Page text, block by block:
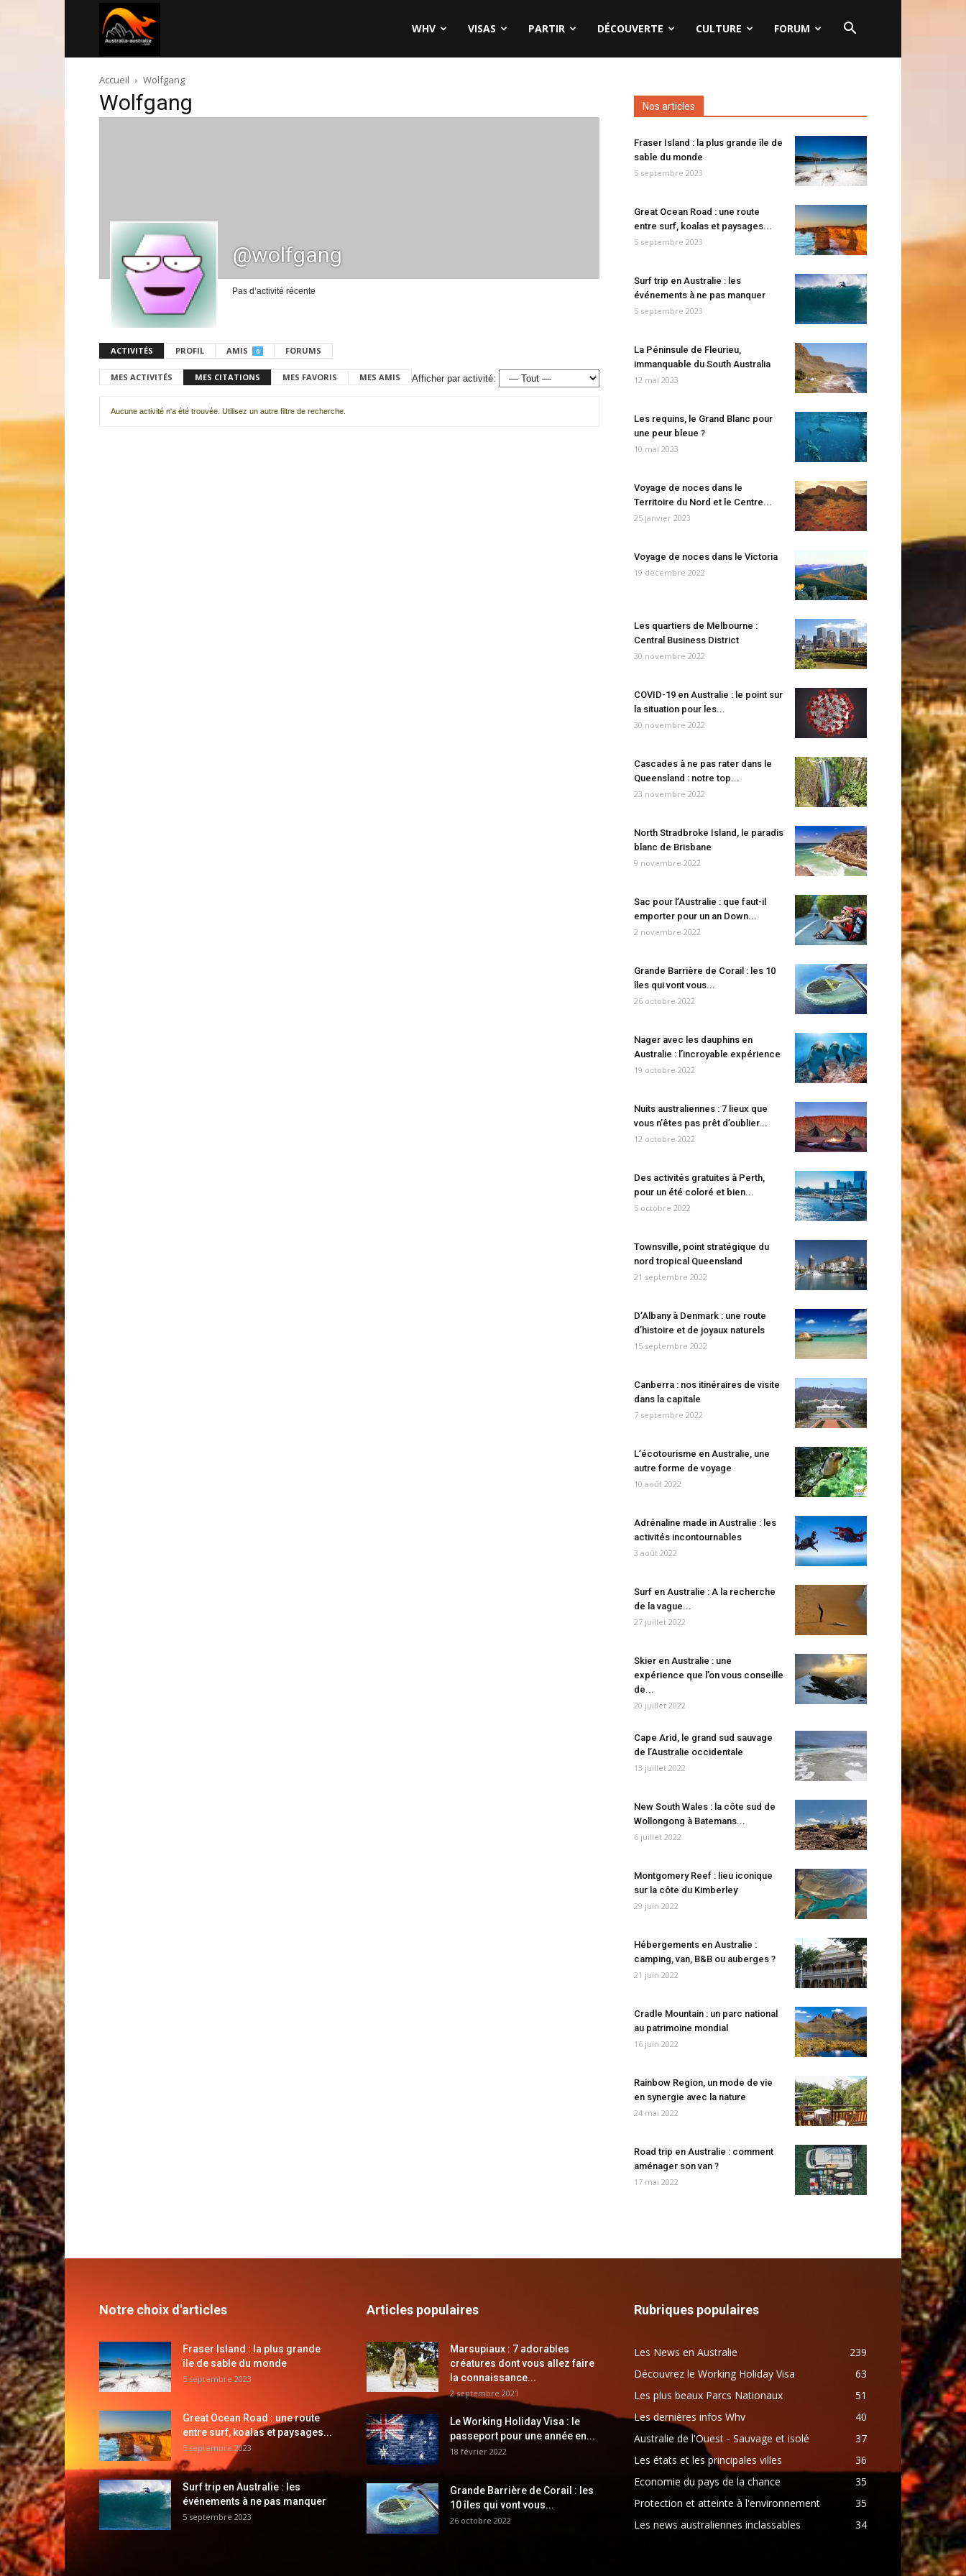
australie.com
WHV VISAS PARTIR DÉCOUVERTE CULTURE FORUM
Accueil Wolfgang
Wolfgang
@wolfgang
Pas d’activité récente
ACTIVITÉS PROFIL AMIS 0 FORUMS
MES ACTIVITÉS MES CITATIONS MES FAVORIS MES AMIS Afficher par activité:
Aucune activité n'a été trouvée. Utilisez un autre filtre de recherche.
Nos articles
Fraser Island : la plus grande île de
sable du monde
5 septembre 2023
Great Ocean Road : une route
entre surf, koalas et paysages...
5 septembre 2023
Surf trip en Australie : les
événements à ne pas manquer
5 septembre 2023
La Péninsule de Fleurieu,
immanquable du South Australia
12 mai 2023
Les requins, le Grand Blanc pour
une peur bleue ?
10 mai 2023
Voyage de noces dans le
Territoire du Nord et le Centre...
25 janvier 2023
Voyage de noces dans le Victoria
19 décembre 2022
Les quartiers de Melbourne :
Central Business District
30 novembre 2022
COVID-19 en Australie : le point sur
la situation pour les...
30 novembre 2022
Cascades à ne pas rater dans le
Queensland : notre top...
23 novembre 2022
North Stradbroke Island, le paradis
blanc de Brisbane
9 novembre 2022
Sac pour l’Australie : que faut-il
emporter pour un an Down...
2 novembre 2022
Grande Barrière de Corail : les 10
îles qui vont vous...
26 octobre 2022
Nager avec les dauphins en
Australie : l’incroyable expérience
19 octobre 2022
Nuits australiennes : 7 lieux que
vous n’êtes pas prêt d’oublier...
12 octobre 2022
Des activités gratuites à Perth,
pour un été coloré et bien...
5 octobre 2022
Townsville, point stratégique du
nord tropical Queensland
21 septembre 2022
D’Albany à Denmark : une route
d’histoire et de joyaux naturels
15 septembre 2022
Canberra : nos itinéraires de visite
dans la capitale
7 septembre 2022
L’écotourisme en Australie, une
autre forme de voyage
10 août 2022
Adrénaline made in Australie : les
activités incontournables
3 août 2022
Surf en Australie : A la recherche
de la vague...
27 juillet 2022
Skier en Australie : une
expérience que l’on vous conseille
de...
20 juillet 2022
Cape Arid, le grand sud sauvage
de l’Australie occidentale
13 juillet 2022
New South Wales : la côte sud de
Wollongong à Batemans...
6 juillet 2022
Montgomery Reef : lieu iconique
sur la côte du Kimberley
29 juin 2022
Hébergements en Australie :
camping, van, B&B ou auberges ?
21 juin 2022
Cradle Mountain : un parc national
au patrimoine mondial
16 juin 2022
Rainbow Region, un mode de vie
en synergie avec la nature
24 mai 2022
Road trip en Australie : comment
aménager son van ?
17 mai 2022
Notre choix d'articles
Fraser Island : la plus grande
île de sable du monde
5 septembre 2023
Great Ocean Road : une route
entre surf, koalas et paysages...
5 septembre 2023
Surf trip en Australie : les
événements à ne pas manquer
5 septembre 2023
Articles populaires
Marsupiaux : 7 adorables
créatures dont vous allez faire
la connaissance...
2 septembre 2021
Le Working Holiday Visa : le
passeport pour une année en...
18 février 2022
Grande Barrière de Corail : les
10 îles qui vont vous...
26 octobre 2022
Rubriques populaires
Les News en Australie
239
Découvrez le Working Holiday Visa
63
Les plus beaux Parcs Nationaux
51
Les dernières infos Whv
40
Australie de l'Ouest - Sauvage et isolé
37
Les états et les principales villes
36
Economie du pays de la chance
35
Protection et atteinte à l'environnement
35
Les news australiennes inclassables
34